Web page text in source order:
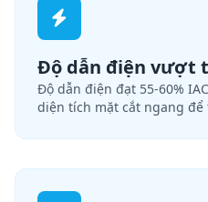
Độ dẫn điện vượt
Độ dẫn điện đạt 55-60%
diện tích mặt cắt ngang